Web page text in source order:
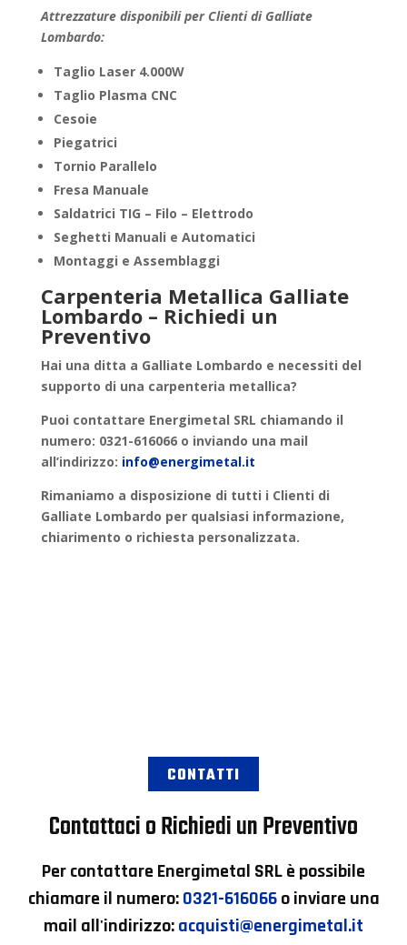
Attrezzature disponibili per Clienti di Galliate
Lombardo:
Taglio Laser 4.000W
Taglio Plasma CNC
Cesoie
Piegatrici
Tornio Parallelo
Fresa Manuale
Saldatrici TIG – Filo – Elettrodo
Seghetti Manuali e Automatici
Montaggi e Assemblaggi
Carpenteria Metallica Galliate
Lombardo – Richiedi un
Preventivo
Hai una ditta a Galliate Lombardo e necessiti del
supporto di una carpenteria metallica?
Puoi contattare Energimetal SRL chiamando il
numero: 0321-616066 o inviando una mail
all’indirizzo: info@energimetal.it
Rimaniamo a disposizione di tutti i Clienti di
Galliate Lombardo per qualsiasi informazione,
chiarimento o richiesta personalizzata.
CONTATTI
Contattaci o Richiedi un Preventivo
Per contattare Energimetal SRLè possibile
chiamare il numero:0321-616066o inviare una
mail all'indirizzo:acquisti@energimetal.it